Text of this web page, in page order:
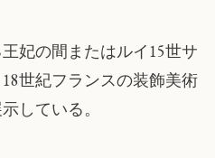
妃の間またはルイ15世サ
世紀フランスの装飾美術
している。